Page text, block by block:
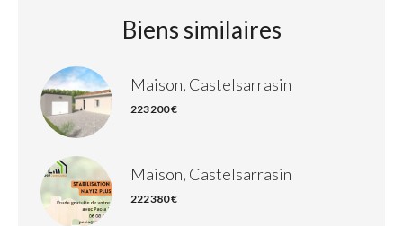
Biens similaires
Maison, Castelsarrasin
223 200 €
Maison, Castelsarrasin
222 380 €